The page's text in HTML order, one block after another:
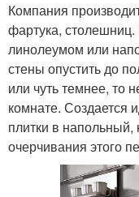
Компания
фартука,
линолеумом или
стены опустить до
или чуть темнее, то
комнате. Создается
плитки в напольный,
очерчивания этого